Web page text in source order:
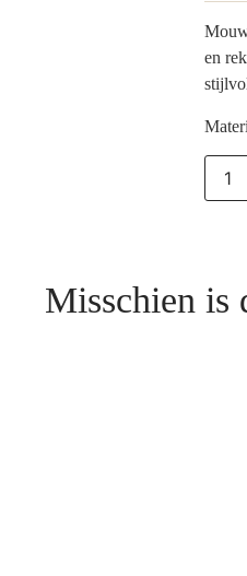
en
Misschien is